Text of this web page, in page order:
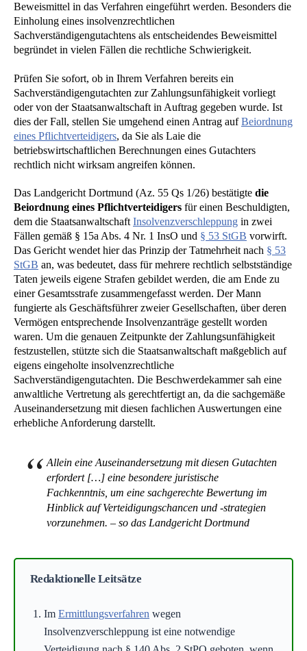
Beweismittel in das Verfahren eingeführt werden. Besonders die
Einholung eines insolvenzrechtlichen
Sachverständigengutachtens als entscheidendes Beweismittel
begründet in vielen Fällen die rechtliche Schwierigkeit.
Prüfen Sie sofort, ob in Ihrem Verfahren bereits ein
Sachverständigengutachten zur Zahlungsunfähigkeit vorliegt
oder von der Staatsanwaltschaft in Auftrag gegeben wurde. Ist
dies der Fall, stellen Sie umgehend einen Antrag aufBeiordnung
eines Pflichtverteidigers, da Sie als Laie die
betriebswirtschaftlichen Berechnungen eines Gutachters
rechtlich nicht wirksam angreifen können.
Das Landgericht Dortmund (Az. 55 Qs 1/26) bestätigte die
Beiordnung eines Pflichtverteidigers für einen Beschuldigten,
dem die Staatsanwaltschaft Insolvenzverschleppung in zwei
Fällen gemäß § 15a Abs. 4 Nr. 1 InsO und § 53 StGB vorwirft.
Das Gericht wendet hier das Prinzip der Tatmehrheit nach § 53
StGB an, was bedeutet, dass für mehrere rechtlich selbstständige
Taten jeweils eigene Strafen gebildet werden, die am Ende zu
einer Gesamtsstrafe zusammengefasst werden. Der Mann
fungierte als Geschäftsführer zweier Gesellschaften, über deren
Vermögen entsprechende Insolvenzanträge gestellt worden
waren. Um die genauen Zeitpunkte der Zahlungsunfähigkeit
festzustellen, stützte sich die Staatsanwaltschaft maßgeblich auf
eigens eingeholte insolvenzrechtliche
Sachverständigengutachten. Die Beschwerdekammer sah eine
anwaltliche Vertretung als gerechtfertigt an, da die sachgemäße
Auseinandersetzung mit diesen fachlichen Auswertungen eine
erhebliche Anforderung darstellt.
Allein eine Auseinandersetzung mit diesen Gutachten
erfordert […] eine besondere juristische
Fachkenntnis, um eine sachgerechte Bewertung im
Hinblick auf Verteidigungschancen und -strategien
vorzunehmen. – so das Landgericht Dortmund
Redaktionelle Leitsätze
Im Ermittlungsverfahren wegen
Insolvenzverschleppung ist eine notwendige